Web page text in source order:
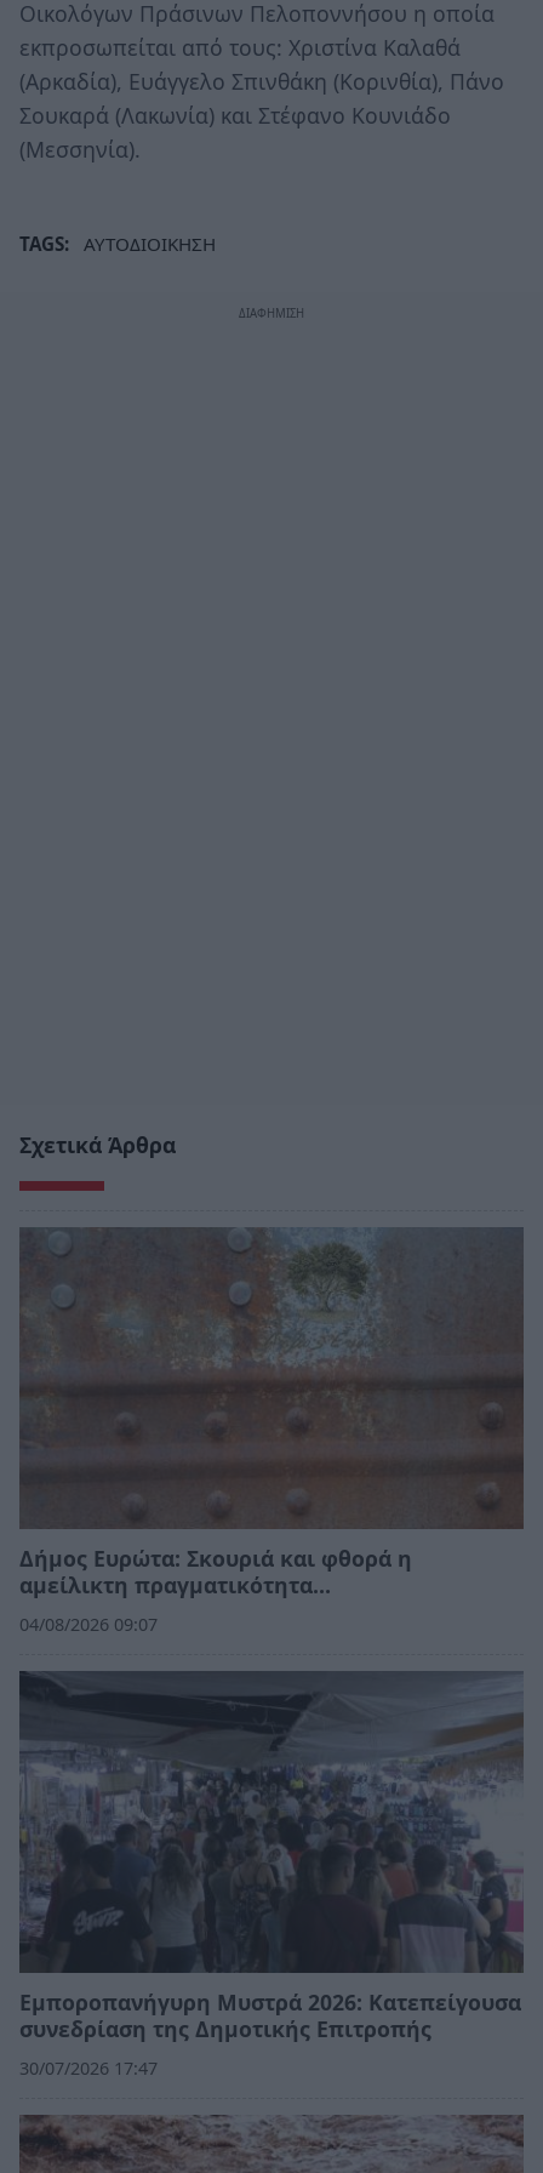
Οικολόγων Πράσινων Πελοποννήσου η οποία
εκπροσωπείται από τους: Χριστίνα Καλαθά
(Αρκαδία), Ευάγγελο Σπινθάκη (Κορινθία), Πάνο
Σουκαρά (Λακωνία) και Στέφανο Κουνιάδο
(Μεσσηνία).
TAGS: ΑΥΤΟΔΙΟΙΚΗΣΗ
Σχετικά Άρθρα
Δήμος Ευρώτα: Σκουριά και φθορά η
αμείλικτη πραγματικότητα…
04/08/2026 09:07
Εμποροπανήγυρη Μυστρά 2026: Κατεπείγουσα
συνεδρίαση της Δημοτικής Επιτροπής
30/07/2026 17:47